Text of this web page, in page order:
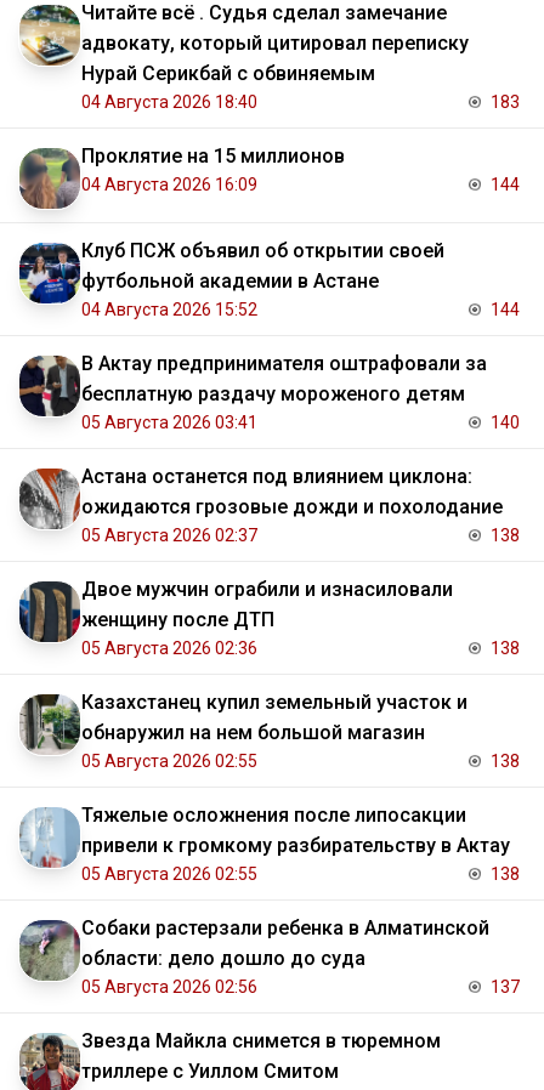
Читайте всё . Судья сделал замечание
адвокату, который цитировал переписку
Нурай Серикбай с обвиняемым
04 Августа 2026 18:40 183
Проклятие на 15 миллионов
04 Августа 2026 16:09 144
Клуб ПСЖ объявил об открытии своей
футбольной академии в Астане
04 Августа 2026 15:52 144
В Актау предпринимателя оштрафовали за
бесплатную раздачу мороженого детям
05 Августа 2026 03:41 140
Астана останется под влиянием циклона:
ожидаются грозовые дожди и похолодание
05 Августа 2026 02:37 138
Двое мужчин ограбили и изнасиловали
женщину после ДТП
05 Августа 2026 02:36 138
Казахстанец купил земельный участок и
обнаружил на нем большой магазин
05 Августа 2026 02:55 138
Тяжелые осложнения после липосакции
привели к громкому разбирательству в Актау
05 Августа 2026 02:55 138
Собаки растерзали ребенка в Алматинской
области: дело дошло до суда
05 Августа 2026 02:56 137
Звезда Майкла снимется в тюремном
триллере с Уиллом Смитом